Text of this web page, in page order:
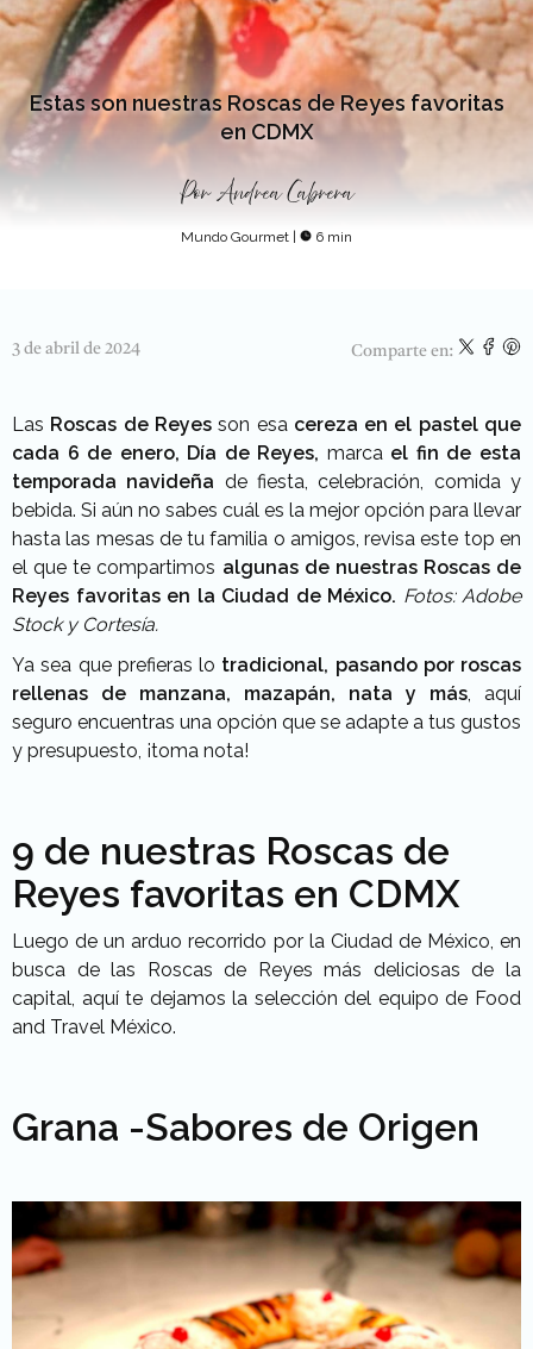
Estas son nuestras Roscas de Reyes favoritas
en CDMX
Por Andrea Cabrera
Mundo Gourmet 6 min
3 de abril de 2024 Comparte en:
Las Roscas de Reyesson esa cereza en el pastel que
cada 6 de enero, Día de Reyes, marca el fin de esta
temporada navideña de fiesta, celebración, comida y
bebida. Si aún no sabes cuál es la mejor opción para llevar
hasta las mesas de tu familia o amigos, revisa este top en
el que te compartimos algunas de nuestras Roscas de
Reyes favoritas en la Ciudad de México. Fotos: Adobe
Stock y Cortesía.
Ya sea que prefieras lo tradicional, pasando por roscas
rellenas de manzana, mazapán, nata y más, aquí
seguro encuentras una opción que se adapte a tus gustos
y presupuesto, ¡toma nota!
9 de nuestras Roscas de
Reyes favoritas en CDMX
Luego de un arduo recorrido por la Ciudad de México, en
busca de las Roscas de Reyes más deliciosas de la
capital, aquí te dejamos la selección del equipo de Food
and Travel México.
Grana -Sabores de Origen